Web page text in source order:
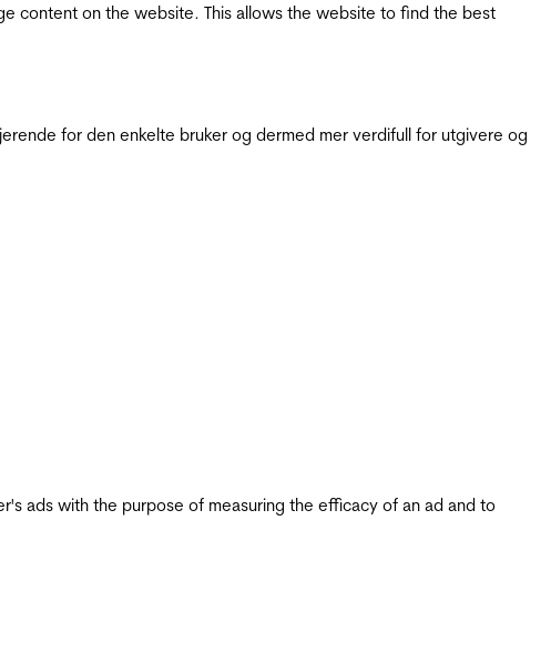
content on the website. This allows the website to find the best
for den enkelte bruker og dermed mer verdifull for utgivere og
ads with the purpose of measuring the efficacy of an ad and to